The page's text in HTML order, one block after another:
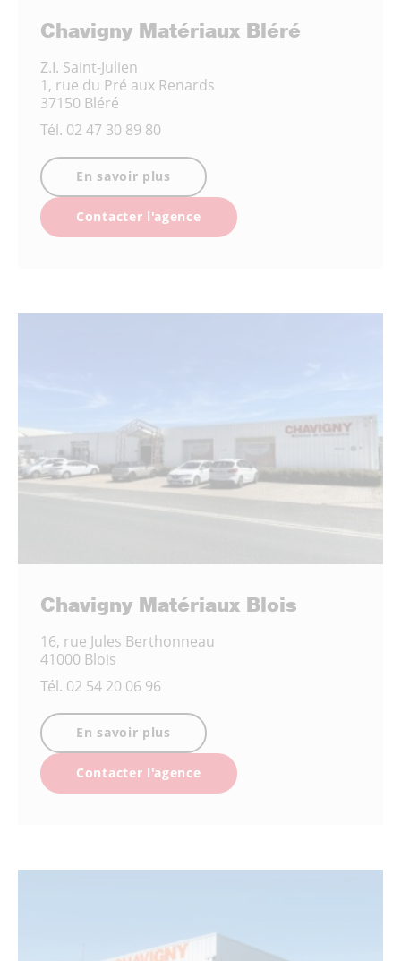
Chavigny Matériaux Bléré
Z.I. Saint-Julien
1, rue du Pré aux Renards
37150 Bléré
Tél. 02 47 30 89 80
En savoir plus
Contacter l'agence
Chavigny Matériaux Blois
16, rue Jules Berthonneau
41000 Blois
Tél. 02 54 20 06 96
En savoir plus
Contacter l'agence